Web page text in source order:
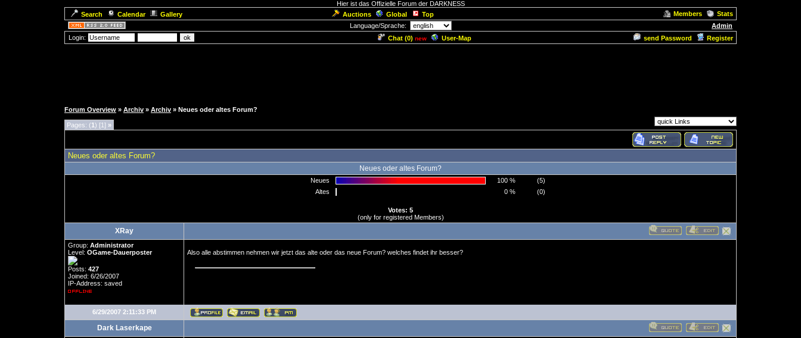
Hier ist das Offizielle Forum der DARKNESS
Search
Calendar Gallery Auctions Global Top Members
Stats
Language/Sprache:
Admin
Login:
Chat (0) new User-Map send Password Register
Forum Overview » Archiv » Archiv » Neues oder altes Forum?
Pages: (1) [1] »
Neues oder altes Forum?
Neues oder altes Forum?
Neues 100 %
(5)
Altes
0 % (0)
Votes: 5
(only for registered Members)
XRay
Group: Administrator
Level: OGame-Dauerposter
Posts: 427
Joined: 6/26/2007
IP-Address: saved
Also alle abstimmen nehmen wir jetzt das alte oder das neue Forum? welches findet ihr besser?
6/29/2007 2:11:33 PM
Dark Laserkape